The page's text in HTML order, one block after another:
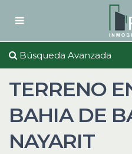
Búsqueda Avanzada
TERRENO
BAHIA DE
NAYARIT